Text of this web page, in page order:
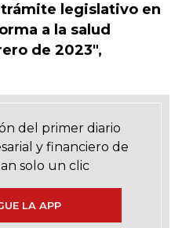
legislativo en
a la salud
de 2023",
del primer diario
y financiero de
solo un clic
LA APP